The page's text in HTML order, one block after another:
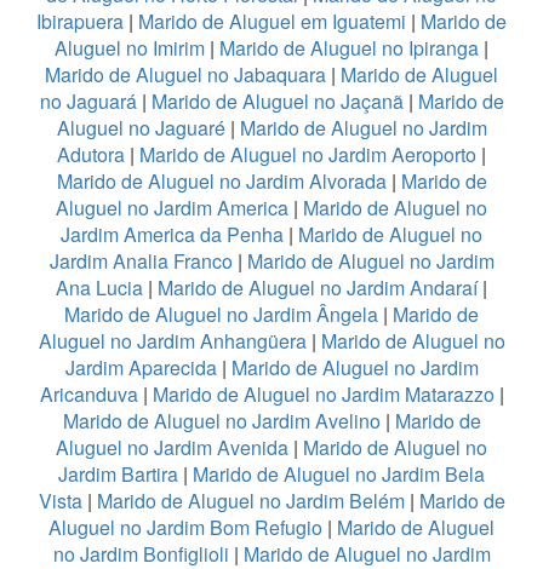
Ibirapuera | Marido de Aluguel em Iguatemi | Marido de
Aluguel no Imirim | Marido de Aluguel no Ipiranga |
Marido de Aluguel no Jabaquara | Marido de Aluguel
no Jaguará| Marido de Aluguel no Jaçanã| Marido de
Aluguel no Jaguaré| Marido de Aluguel no Jardim
Adutora | Marido de Aluguel no Jardim Aeroporto |
Marido de Aluguel no Jardim Alvorada| Marido de
Aluguel no Jardim America | Marido de Aluguel no
Jardim America da Penha | Marido de Aluguel no
Jardim Analia Franco| Marido de Aluguel no Jardim
Ana Lucia | Marido de Aluguel no Jardim Andaraí|
Marido de Aluguel no Jardim Ângela | Marido de
Aluguel no Jardim Anhangüera| Marido de Aluguel no
Jardim Aparecida| Marido de Aluguel no Jardim
Aricanduva| Marido de Aluguel no Jardim Matarazzo|
Marido de Aluguel no Jardim Avelino| Marido de
Aluguel no Jardim Avenida | Marido de Aluguel no
Jardim Bartira | Marido de Aluguel no Jardim Bela
Vista| Marido de Aluguel no Jardim Belém| Marido de
Aluguel no Jardim Bom Refugio | Marido de Aluguel
no Jardim Bonfiglioli | Marido de Aluguel no Jardim